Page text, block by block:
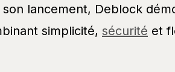
lancement, Deblock
simplicité, sécurité et